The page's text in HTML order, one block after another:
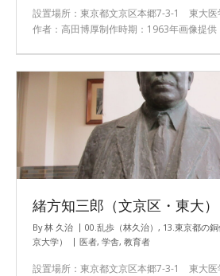
設置場所：東京都文京区本郷7-3-1 東大医
作者：高田博厚制作時期：1963年画像提
緒方知三郎（文京区・東大）
By林 久治 00.乱歩（林久治） , 13.東京都の銅
京大学）
医者, 学舎, 教育者
設置場所：東京都文京区本郷7-3-1 東大医